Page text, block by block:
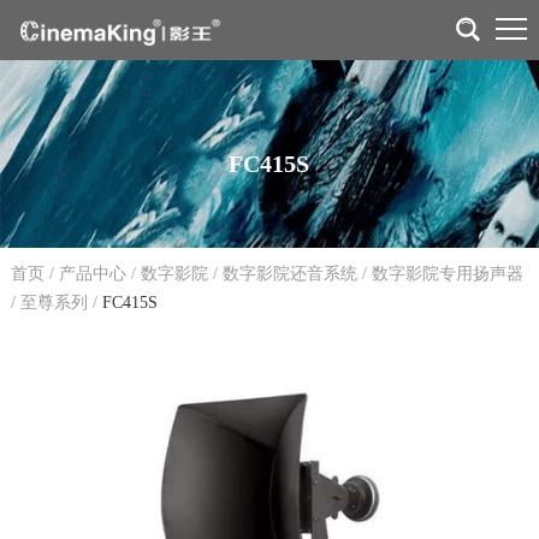
FC415S
首页 / 产品中心/ 数字影院/ 数字影院还音系统/ 数字影院专用扬声器
/ 至尊系列 / FC415S